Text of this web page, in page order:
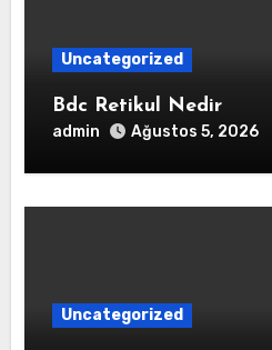
Uncategorized
Bdc Retikul Nedir
admin Ağustos 5, 2026
Uncategorized